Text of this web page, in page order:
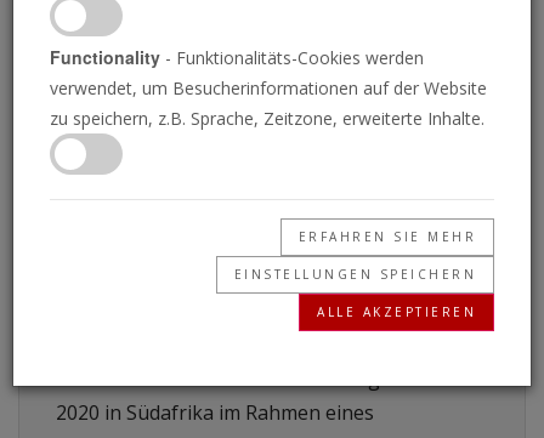
Ministerpräsidenten mit Stimmen der AfD wird
ein Fall für das Bundesverfassungsgericht. Die
Karlsruher Richter wollen sich am 21. Juli mit
der Frage befassen, ob Kanzlerin Angela
Merkel sich auf einer offiziellen
äußern durfte und die Statements im Internet
auf den Seiten der Kanzlerin und der
Bundesregierung veröffentlicht werden
2020 in Südafrika im Rahmen eines
Functionality - Funktionalitäts-Cookies werden
verwendet, um Besucherinformationen auf der Website
zu speichern, z.B. Sprache, Zeitzone, erweiterte Inhalte.
ERFAHREN SIE MEHR
EINSTELLUNGEN SPEICHERN
ALLE AKZEPTIEREN